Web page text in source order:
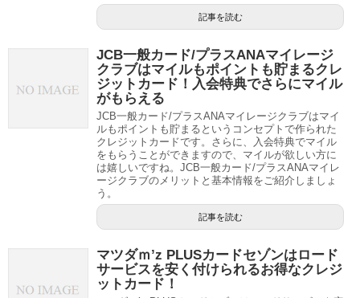
記事を読む
JCB一般カード/プラスANAマイレージ
クラブはマイルもポイントも貯まるクレ
ジットカード！入会特典でさらにマイル
がもらえる
JCB一般カード/プラスANAマイレージクラブはマイ
ルもポイントも貯まるというコンセプトで作られた
クレジットカードです。さらに、入会特典でマイル
をもらうことができますので、マイルが欲しい方に
は嬉しいですね。JCB一般カード/プラスANAマイレ
ージクラブのメリットと基本情報をご紹介しましょ
う。
記事を読む
マツダｍ’z PLUSカードセゾンはロード
サービスを安く付けられるお得なクレジ
ットカード！